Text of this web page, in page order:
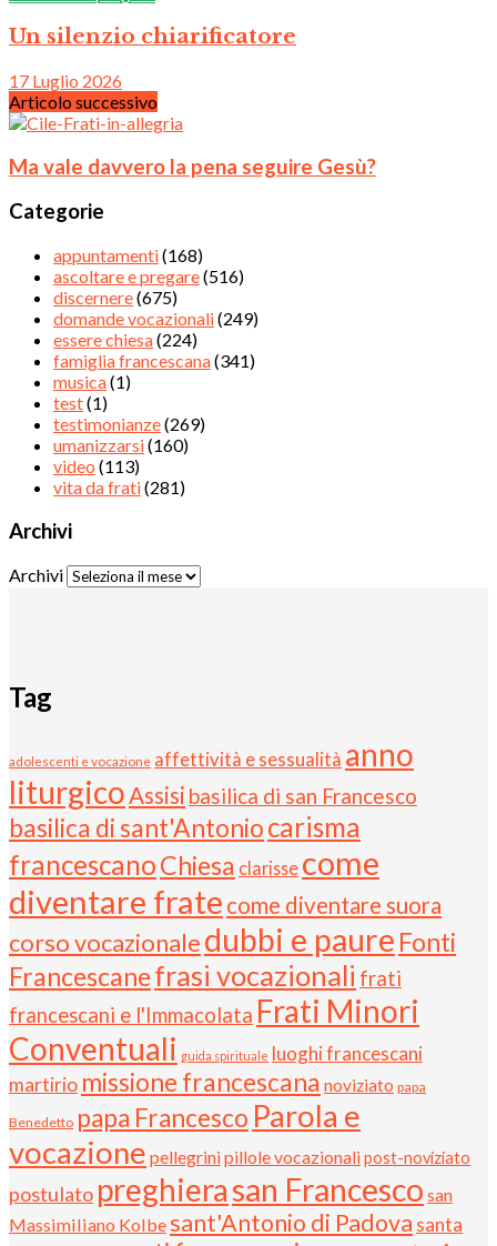
Un silenzio chiarificatore
17 Luglio 2026
Articolo successivo
Ma vale davvero la pena seguire Gesù?
Categorie
appuntamenti(168)
ascoltare e pregare(516)
discernere(675)
domande vocazionali(249)
essere chiesa(224)
famiglia francescana(341)
musica(1)
test(1)
testimonianze(269)
umanizzarsi(160)
video (113)
vita da frati(281)
Archivi
Archivi
Tag
adolescenti e vocazione affettività e sessualità anno
liturgicoAssisi basilica di san Francesco
basilica di sant'Antoniocarisma
francescanoChiesa clarisse come
diventare frate come diventare suora
corso vocazionaledubbi e paure Fonti
Francescanefrasi vocazionali frati
francescani e l'Immacolata Frati Minori
Conventuali guida spirituale luoghi francescani
martirio missione francescana noviziato papa
Benedetto papa Francesco Parola e
vocazione pellegrinipillole vocazionalipost-noviziato
postulato preghierasan Francesco san
Massimiliano Kolbe sant'Antonio di Padova santa